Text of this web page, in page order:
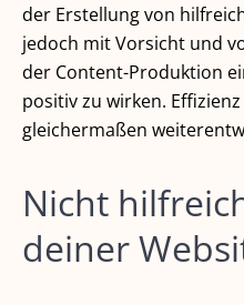
der Erstellung von
jedoch mit Vorsicht und
der Content-Produktion
positiv zu wirken.
gleichermaßen
Nicht
deiner